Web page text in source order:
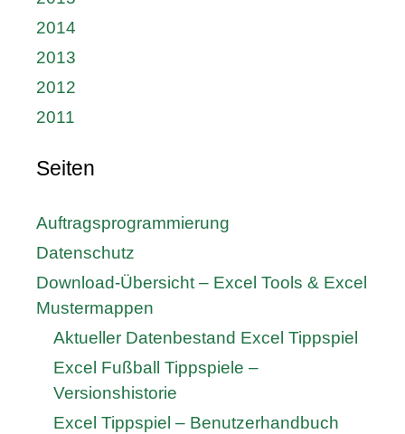
2014
2013
2012
2011
Seiten
Auftragsprogrammierung
Datenschutz
Download-Übersicht – Excel Tools & Excel
Mustermappen
Aktueller Datenbestand Excel Tippspiel
Excel Fußball Tippspiele –
Versionshistorie
Excel Tippspiel – Benutzerhandbuch